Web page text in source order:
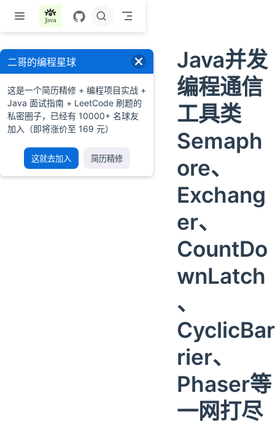
跳至主要內容
Java并发
编程通信
工具类
Semaph
ore、
Exchang
er、
CountDo
wnLatch
、
CyclicBar
rier、
Phaser等
一网打尽
二哥的编程星球
这是一个简历精修 + 编程项目实战 +
Java 面试指南 + LeetCode 刷题的
私密圈子，已经有 10000+ 名球友
加入（即将涨价至 169 元）
这就去加入 简历精修